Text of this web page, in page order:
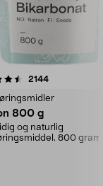
2144anmeldelser
800 g
og naturlig
800 gram
4.0av 5 stjerner